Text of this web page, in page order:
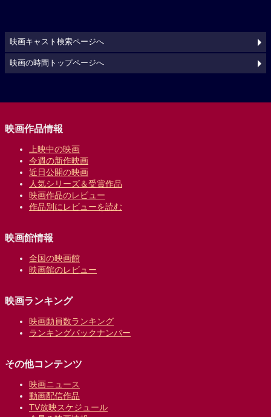
映画キャスト検索ページへ
映画の時間トップページへ
映画作品情報
上映中の映画
今週の新作映画
近日公開の映画
人気シリーズ＆受賞作品
映画作品のレビュー
作品別にレビューを読む
映画館情報
全国の映画館
映画館のレビュー
映画ランキング
映画動員数ランキング
ランキングバックナンバー
その他コンテンツ
映画ニュース
動画配信作品
TV放映スケジュール